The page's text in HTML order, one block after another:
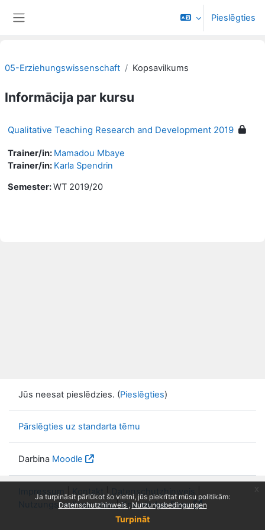
Ja turpināsit pārlūkot šo vietni, jūs piekrītat mūsu politikām:
Datenschutzhinweis
Nutzungsbedingungen
Turpināt
Pieslēgties
05-Erziehungswissenschaft Kopsavilkums
Informācija par kursu
Qualitative Teaching Research and Development 2019
Trainer/in: Mamadou Mbaye
Trainer/in: Karla Spendrin
Semester:WT 2019/20
Jūs neesat pieslēdzies. (Pieslēgties)
Pārslēgties uz standarta tēmu
Darbina Moodle
Impressum |Kontakt | Datenschutzhinweis
Nutzungsbedingungen|Knowledge Base